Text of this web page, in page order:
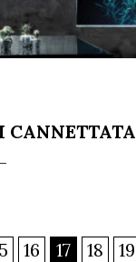
16 17 18 19